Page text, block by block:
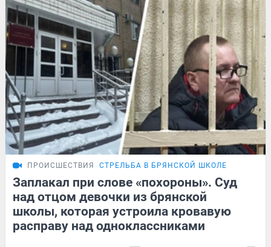
ПРОИСШЕСТВИЯ СТРЕЛЬБА В БРЯНСКОЙ ШКОЛЕ
Заплакал при слове «похороны». Суд
над отцом девочки из брянской
школы, которая устроила кровавую
расправу над одноклассниками